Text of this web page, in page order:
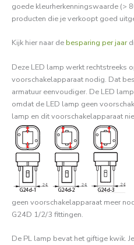
goede kleurherkenningswaarde (>
producten die je verkoopt goed
Kijk hier naar de besparing per jaar
Deze LED lamp werkt rechtstreeks
voorschakelapparaat nodig. Dat
armatuur eenvoudiger. De LED
omdat de LED lamp geen
lamp en dit voorschakelapparaat
geen voorschakelapparaat meer
G24D 1/2/3 fittingen.
De PL lamp bevat het giftige kwik.